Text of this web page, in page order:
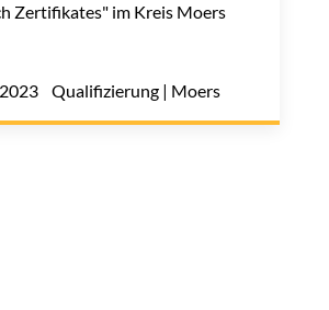
Zertifikates" im Kreis Moers
2023 Qualifizierung | Moers